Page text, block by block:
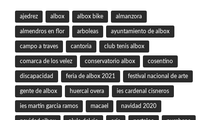
ajedrez albox albox bike almanzora
almendros en flor arboleas ayuntamiento de albox
campo a traves cantoria club tenis albox
comarca de los velez conservatorio albox cosentino
discapacidad feria de albox 2021 festival nacional de arte
gente de albox huercal overa ies cardenal cisneros
ies martin garcia ramos macael navidad 2020